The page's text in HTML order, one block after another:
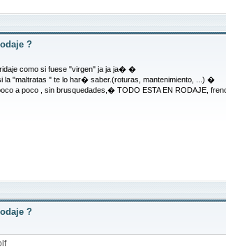
?
como si fuese "virgen" ja ja ja� �
la "maltratas " te lo har� saber.(roturas, mantenimiento, ...) �
a poco , sin brusquedades,� TODO ESTA EN RODAJE,
?